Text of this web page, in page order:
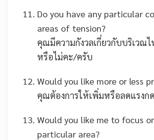
Do you have any particular
areas of tension?
คุณมีความกังวลเกี่ยวกับบริเวณ
หรือไม่คะ/ครับ
Would you like more or less
คุณต้องการให้เพิ่มหรือลดแรง
Would you like me to focus
particular area?